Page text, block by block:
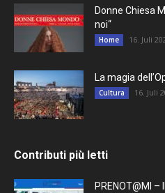
Donne Chiesa
noi“
Home 16. Juli
La magia
Cultura 16. Juli
Contributi più letti
PRENOT@MI